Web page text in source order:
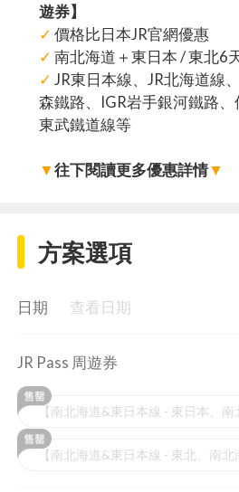
遊券】
✓ 價格比日本JR官網優惠
✓ 南北海道＋東日本 / 東北6
✓ JR東日本線、JR北海道線
森鐵路、IGR岩手銀河鐵路、
東武鐵道線等
▼往下閱讀更多優惠詳情▼
方案選項
日期 查看日期
JR Pass 周遊券
【南北海道&東日本線 - 東日本、南
【南北海道&東日本線 - 東北、南北